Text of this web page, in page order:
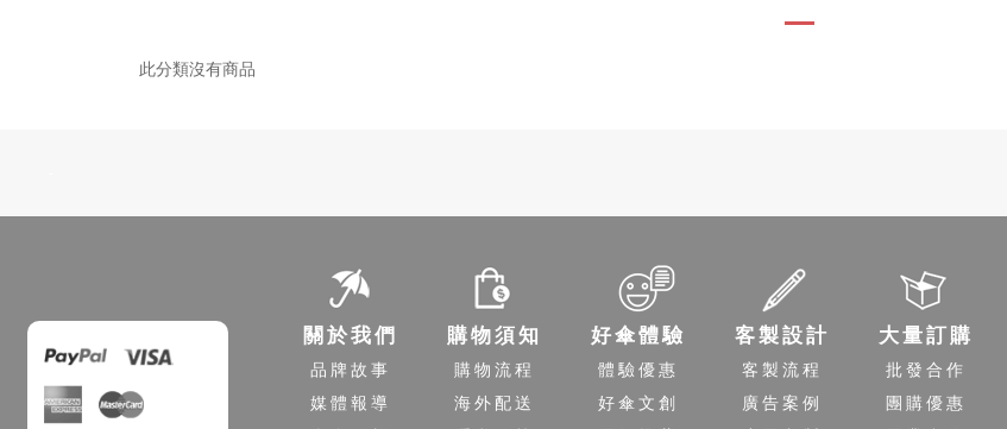
此分類沒有商品
關於我們
品牌故事
媒體報導
購物須知
購物流程
海外配送
好傘體驗
體驗優惠
好傘文創
客製設計
客製流程
廣告案例
大量訂購
批發合作
團購優惠